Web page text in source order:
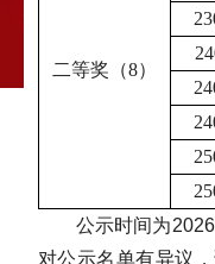
二等奖（8）
公示时间为
对公示名单有异议